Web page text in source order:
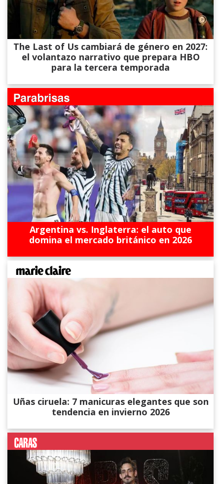
The Last of Us cambiará de género en 2027:
el volantazo narrativo que prepara HBO
para la tercera temporada
Argentina vs. Inglaterra: el auto que
domina el mercado británico en 2026
Uñas ciruela: 7 manicuras elegantes que son
tendencia en invierno 2026